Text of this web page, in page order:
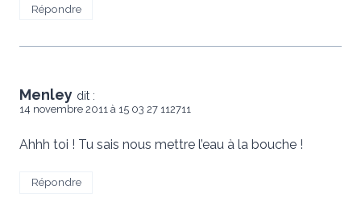
Répondre
Menley dit :
14 novembre 2011 à 15 03 27 112711
Ahhh toi ! Tu sais nous mettre l’eau à la bouche !
Répondre